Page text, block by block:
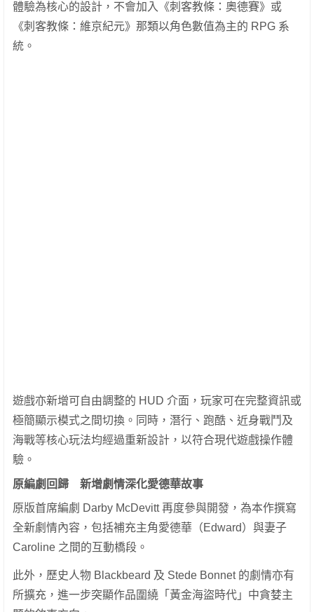
體驗為核心的設計，不會加入《刺客教條：奧德賽》或
《刺客教條：維京紀元》那類以角色數值為主的 RPG 系
統。
遊戲亦新增可自由調整的 HUD 介面，玩家可在完整資訊或
極簡顯示模式之間切換。同時，潛行、跑酷、近身戰鬥及
海戰等核心玩法均經過重新設計，以符合現代遊戲操作體
驗。
原編劇回歸 新增劇情深化愛德華故事
原版首席編劇 Darby McDevitt 再度參與開發，為本作撰寫
全新劇情內容，包括補充主角愛德華（Edward）與妻子
Caroline 之間的互動橋段。
此外，歷史人物 Blackbeard 及 Stede Bonnet 的劇情亦有
所擴充，進一步突顯作品圍繞「黃金海盜時代」中貪婪主